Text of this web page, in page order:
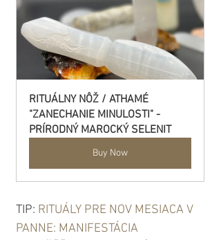
RITUÁLNY NÔŽ / ATHAMÉ
"ZANECHANIE MINULOSTI" -
PRÍRODNÝ MAROCKÝ SELENIT
Buy Now
TIP: RITUÁLY PRE NOV MESIACA V
PANNE: MANIFESTÁCIA